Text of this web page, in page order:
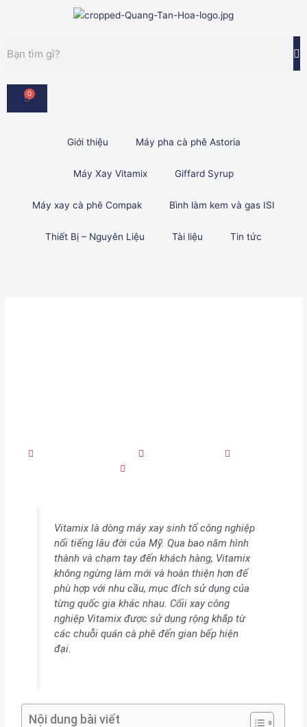
dung
kiếm
0
Cart
Giới thiệu Máy pha cà phê Astoria
Máy Xay Vitamix Giffard Syrup
Máy xay cà phê Compak Bình làm kem và gas ISI
Thiết Bị – Nguyên Liệu Tài liệu Tin tức
Vitamix là dòng máy xay sinh tố công nghiệp
nổi tiếng lâu đời của Mỹ. Qua bao năm hình
thành và chạm tay đến khách hàng, Vitamix
không ngừng làm mới và hoàn thiện hơn để
phù hợp với nhu cầu, mục đích sử dụng của
từng quốc gia khác nhau. Cốii xay công
nghiệp Vitamix được sử dụng rộng khắp từ
các chuỗi quán cà phê đến gian bếp hiện
đại.
Nội dung bài viết